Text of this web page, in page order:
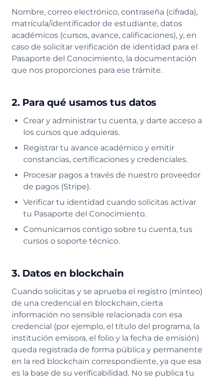
Nombre, correo electrónico, contraseña (cifrada),
matrícula/identificador de estudiante, datos
académicos (cursos, avance, calificaciones), y, en
caso de solicitar verificación de identidad para el
Pasaporte del Conocimiento, la documentación
que nos proporciones para ese trámite.
2. Para qué usamos tus datos
Crear y administrar tu cuenta, y darte acceso a
los cursos que adquieras.
Registrar tu avance académico y emitir
constancias, certificaciones y credenciales.
Procesar pagos a través de nuestro proveedor
de pagos (Stripe).
Verificar tu identidad cuando solicitas activar
tu Pasaporte del Conocimiento.
Comunicarnos contigo sobre tu cuenta, tus
cursos o soporte técnico.
3. Datos en blockchain
Cuando solicitas y se aprueba el registro (minteo)
de una credencial en blockchain, cierta
información no sensible relacionada con esa
credencial (por ejemplo, el título del programa, la
institución emisora, el folio y la fecha de emisión)
queda registrada de forma pública y permanente
en la red blockchain correspondiente, ya que esa
es la base de su verificabilidad. No se publica tu